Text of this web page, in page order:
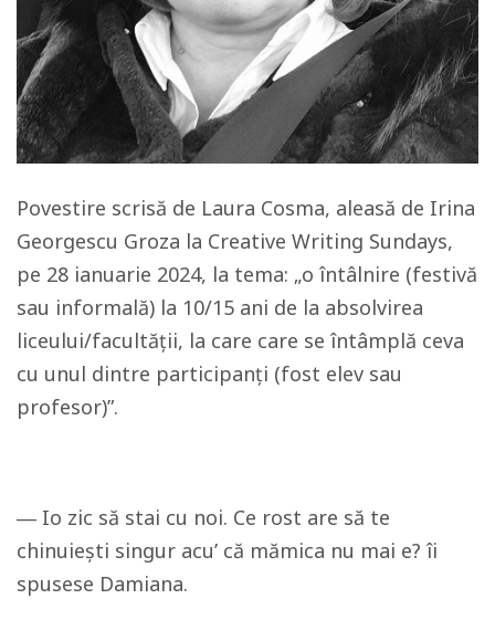
Povestire scrisă de Laura Cosma, aleasă de Irina
Georgescu Groza la Creative Writing Sundays,
pe 28 ianuarie 2024, la tema: „o întâlnire (festivă
sau informală) la 10/15 ani de la absolvirea
liceului/facultății, la care care se întâmplă ceva
cu unul dintre participanți (fost elev sau
profesor)”.
― Io zic să stai cu noi. Ce rost are să te
chinuiești singur acu’ că mămica nu mai e? îi
spusese Damiana.